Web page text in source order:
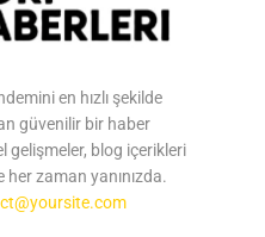
en hızlı şekilde
güvenilir bir haber
gelişmeler, blog içerikleri
zaman yanınızda.